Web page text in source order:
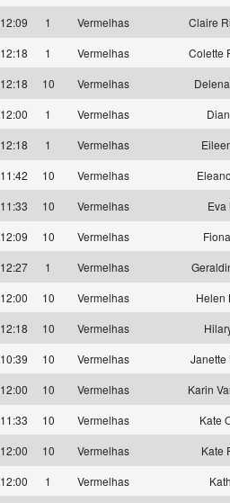
12:09
1 Vermelhas Claire
12:18
1 Vermelhas Colette
12:18
10 Vermelhas
12:00
1 Vermelhas
12:18
1 Vermelhas
11:42
10 Vermelhas
11:33
10 Vermelhas Eva
12:09
10 Vermelhas
12:27
1 Vermelhas
12:00
10 Vermelhas Helen
12:18
10 Vermelhas
10:39
10 Vermelhas Janette
12:00
10 Vermelhas Karin
11:33
10 Vermelhas Kate
12:00
10 Vermelhas Kate
12:00
1 Vermelhas